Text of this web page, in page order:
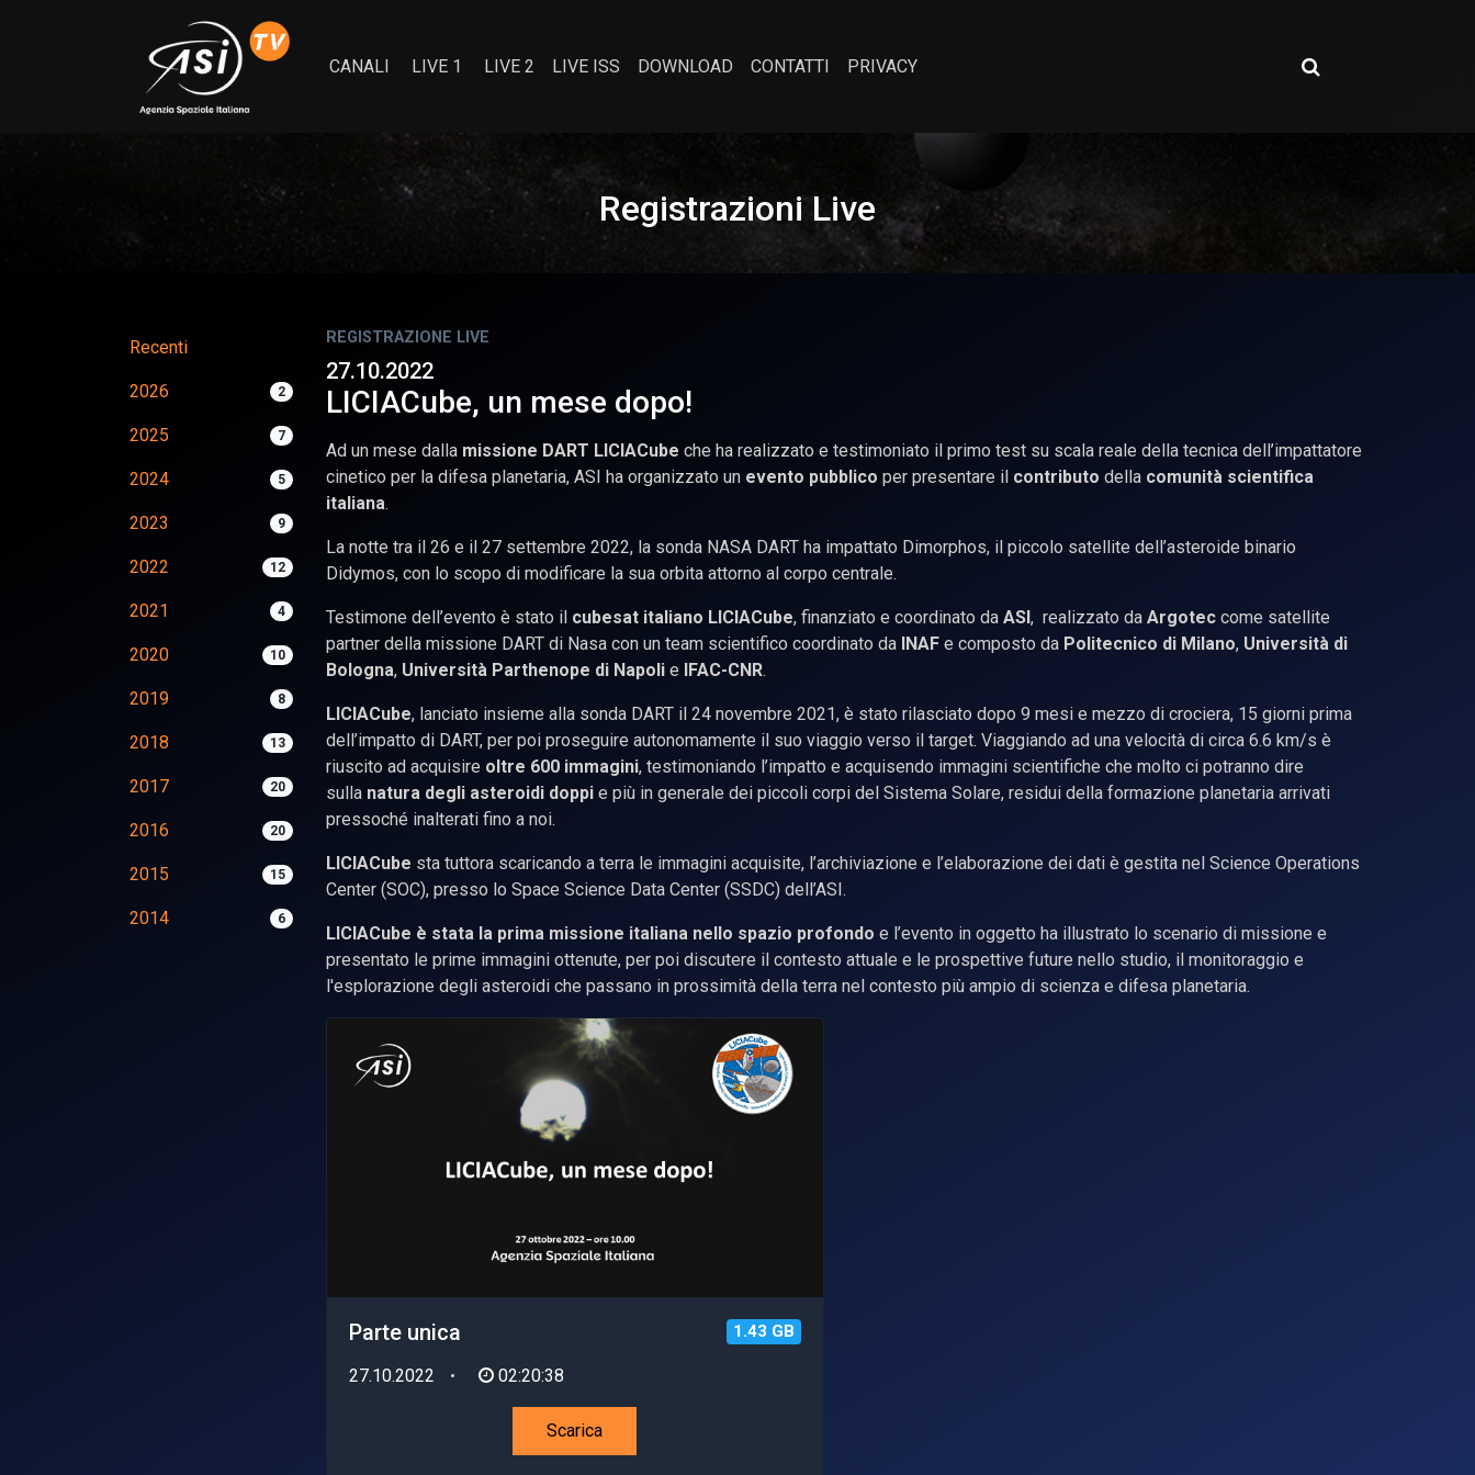
CANALI LIVE 1 LIVE 2 LIVE ISS DOWNLOAD CONTATTI PRIVACY
Registrazioni Live
Recenti
2026 2
2025 7
2024 5
2023 9
2022 12
2021 4
2020 10
2019 8
2018 13
2017 20
2016 20
2015 15
2014 6
REGISTRAZIONE LIVE
27.10.2022
LICIACube, un mese dopo!
Ad un mese dalla missione DART LICIACube che ha realizzato e testimoniato il primo test su scala reale della tecnica dell’impattatore
cinetico per la difesa planetaria, ASI ha organizzato un evento pubblico per presentare il contributo della comunità scientifica
italiana.
La notte tra il 26 e il 27 settembre 2022, la sonda NASA DART ha impattato Dimorphos, il piccolo satellite dell’asteroide binario
Didymos, con lo scopo di modificare la sua orbita attorno al corpo centrale.
Testimone dell’evento è stato il cubesat italiano LICIACube, finanziato e coordinato da ASI , realizzato da Argotec come satellite
partner della missione DART di Nasa con un team scientifico coordinato da INAF e composto da Politecnico di Milano, Università di
Bologna, Università Parthenope di Napoli e IFAC-CNR.
LICIACube, lanciato insieme alla sonda DART il 24 novembre 2021, è stato rilasciato dopo 9 mesi e mezzo di crociera, 15 giorni prima
dell’impatto di DART, per poi proseguire autonomamente il suo viaggio verso il target. Viaggiando ad una velocità di circa 6.6 km/s è
riuscito ad acquisire oltre 600 immagini, testimoniando l’impatto e acquisendo immagini scientifiche che molto ci potranno dire
sulla natura degli asteroidi doppi e più in generale dei piccoli corpi del Sistema Solare, residui della formazione planetaria arrivati
pressoché inalterati fino a noi.
LICIACube sta tuttora scaricando a terra le immagini acquisite, l’archiviazione e l’elaborazione dei dati è gestita nel Science Operations
Center (SOC), presso lo Space Science Data Center (SSDC) dell’ASI.
LICIACube è stata la prima missione italiana nello spazio profondo e l’evento in oggetto ha illustrato lo scenario di missione e
presentato le prime immagini ottenute, per poi discutere il contesto attuale e le prospettive future nello studio, il monitoraggio e
l'esplorazione degli asteroidi che passano in prossimità della terra nel contesto più ampio di scienza e difesa planetaria.
1.43 GB
Parte unica
27.10.2022 02:20:38
Scarica